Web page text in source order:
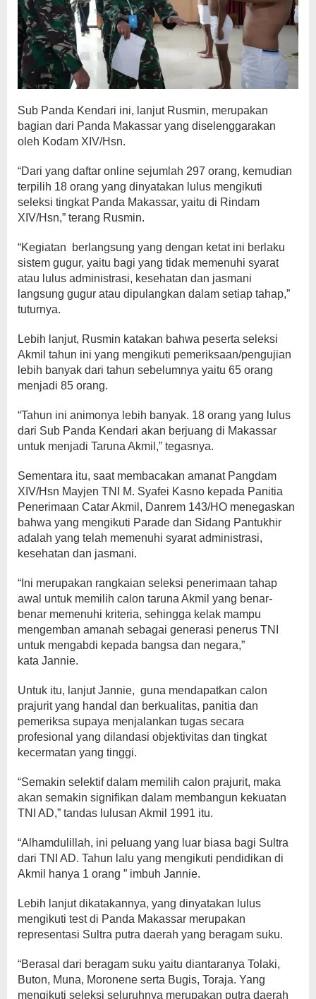
Sub Panda Kendari ini, lanjut Rusmin, merupakan
bagian dari Panda Makassar yang diselenggarakan
oleh Kodam XIV/Hsn.
“Dari yang daftar online sejumlah 297 orang, kemudian
terpilih 18 orang yang dinyatakan lulus mengikuti
seleksi tingkat Panda Makassar, yaitu di Rindam
XIV/Hsn,” terang Rusmin.
“Kegiatan berlangsung yang dengan ketat ini berlaku
sistem gugur, yaitu bagi yang tidak memenuhi syarat
atau lulus administrasi, kesehatan dan jasmani
langsung gugur atau dipulangkan dalam setiap tahap,”
tuturnya.
Lebih lanjut, Rusmin katakan bahwa peserta seleksi
Akmil tahun ini yang mengikuti pemeriksaan/pengujian
lebih banyak dari tahun sebelumnya yaitu 65 orang
menjadi 85 orang.
“Tahun ini animonya lebih banyak. 18 orang yang lulus
dari Sub Panda Kendari akan berjuang di Makassar
untuk menjadi Taruna Akmil,” tegasnya.
Sementara itu, saat membacakan amanat Pangdam
XIV/Hsn Mayjen TNI M. Syafei Kasno kepada Panitia
Penerimaan Catar Akmil, Danrem 143/HO menegaskan
bahwa yang mengikuti Parade dan Sidang Pantukhir
adalah yang telah memenuhi syarat administrasi,
kesehatan dan jasmani.
“Ini merupakan rangkaian seleksi penerimaan tahap
awal untuk memilih calon taruna Akmil yang benar-
benar memenuhi kriteria, sehingga kelak mampu
mengemban amanah sebagai generasi penerus TNI
untuk mengabdi kepada bangsa dan negara,”
kata Jannie.
Untuk itu, lanjut Jannie, guna mendapatkan calon
prajurit yang handal dan berkualitas, panitia dan
pemeriksa supaya menjalankan tugas secara
profesional yang dilandasi objektivitas dan tingkat
kecermatan yang tinggi.
“Semakin selektif dalam memilih calon prajurit, maka
akan semakin signifikan dalam membangun kekuatan
TNI AD,” tandas lulusan Akmil 1991 itu.
“Alhamdulillah, ini peluang yang luar biasa bagi Sultra
dari TNI AD. Tahun lalu yang mengikuti pendidikan di
Akmil hanya 1 orang ” imbuh Jannie.
Lebih lanjut dikatakannya, yang dinyatakan lulus
mengikuti test di Panda Makassar merupakan
representasi Sultra putra daerah yang beragam suku.
“Berasal dari beragam suku yaitu diantaranya Tolaki,
Buton, Muna, Moronene serta Bugis, Toraja. Yang
mengikuti seleksi seluruhnya merupakan putra daerah